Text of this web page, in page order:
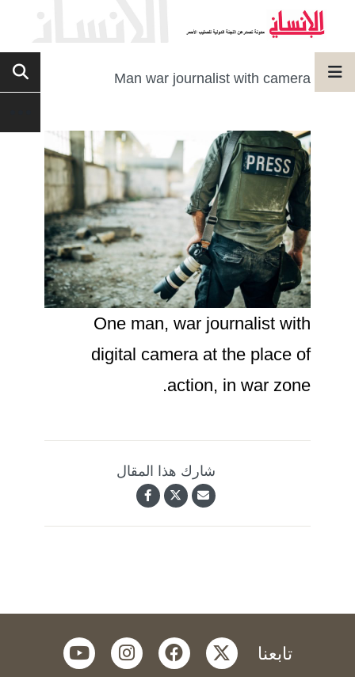
Man war journalist with camera
One man, war journalist with
digital camera at the place of
action, in war zone.
شارك هذا المقال
تابعنا twitter
facebook
instagram
youtube